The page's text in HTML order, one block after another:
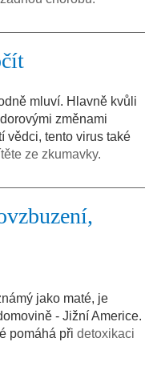
mluví. Hlavně kvůli
změnami
vědci, tento virus také
ze zkumavky.
jako maté, je
- Jižní Americe.
pomáhá přidetoxikaci